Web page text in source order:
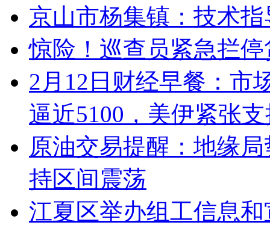
京山市杨集镇：技术
惊险！巡查员紧急拦
2月12日财经早餐：市
逼近5100，美伊紧张
原油交易提醒：地缘
持区间震荡
江夏区举办组工信息